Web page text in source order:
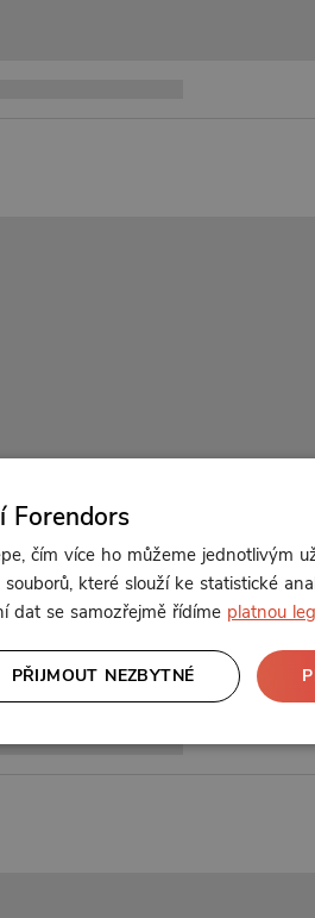
Forendors
čím více ho můžeme jednotlivým
které slouží ke statistické
dat se samozřejmě řídíme platnou
PŘIJMOUT NEZBYTNÉ